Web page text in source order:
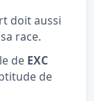
doit aussi
race.
de EXC
de